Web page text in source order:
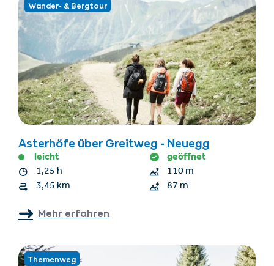
Wander- & Bergtour
Asterhöfe über Greitweg - Neuegg
leicht geöffnet
1,25 h
110 m
3,45 km
87 m
Mehr erfahren
Themenweg